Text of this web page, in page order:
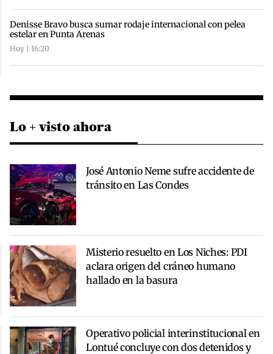
Denisse Bravo busca sumar rodaje internacional con pelea
estelar en Punta Arenas
Hoy | 16:20
Lo + visto ahora
José Antonio Neme sufre accidente de
tránsito en Las Condes
Misterio resuelto en Los Niches: PDI
aclara origen del cráneo humano
hallado en la basura
Operativo policial interinstitucional en
Lontué concluye con dos detenidos y